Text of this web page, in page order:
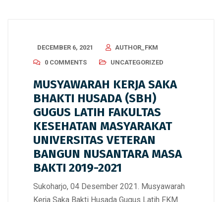
DECEMBER 6, 2021
AUTHOR_FKM
0 COMMENTS
UNCATEGORIZED
MUSYAWARAH KERJA SAKA
BHAKTI HUSADA (SBH)
GUGUS LATIH FAKULTAS
KESEHATAN MASYARAKAT
UNIVERSITAS VETERAN
BANGUN NUSANTARA MASA
BAKTI 2019-2021
Sukoharjo, 04 Desember 2021. Musyawarah
Kerja Saka Bakti Husada Gugus Latih FKM